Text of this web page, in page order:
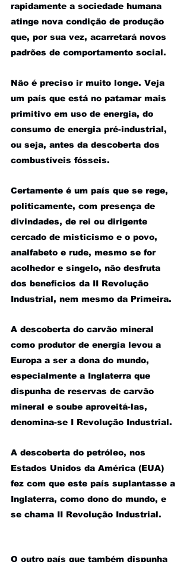
rapidamente a sociedade humana
atinge nova condição de produção
que, por sua vez, acarretará novos
padrões de comportamento social.
Não é preciso ir muito longe. Veja
um país que está no patamar mais
primitivo em uso de energia, do
consumo de energia pré-industrial,
ou seja, antes da descoberta dos
combustíveis fósseis.
Certamente é um país que se rege,
politicamente, com presença de
divindades, de rei ou dirigente
cercado de misticismo e o povo,
analfabeto e rude, mesmo se for
acolhedor e singelo, não desfruta
dos benefícios da II Revolução
Industrial, nem mesmo da Primeira.
A descoberta do carvão mineral
como produtor de energia levou a
Europa a ser a dona do mundo,
especialmente a Inglaterra que
dispunha de reservas de carvão
mineral e soube aproveitá-las,
denomina-se I Revolução Industrial.
A descoberta do petróleo, nos
Estados Unidos da América (EUA)
fez com que este país suplantasse a
Inglaterra, como dono do mundo, e
se chama II Revolução Industrial.
O outro país que também dispunha